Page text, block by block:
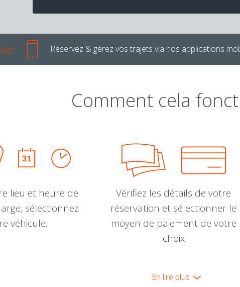
Réservez & gérez vos trajets via nos applications
Comment cela
lieu et heure de
sélectionnez
véhicule.
Vérifiez les détails de votre
réservation et sélectionner le
moyen de paiement de votre
choix
En lire plus